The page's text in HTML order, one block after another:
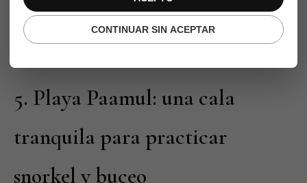
Geographic sobre la ecología de Sian Ka'an:
National Geographic sobre Sian Ka'an.
5. Playa Paamul: una cala
tranquila para practicar
snorkel y buceo
CONTINUAR SIN ACEPTAR